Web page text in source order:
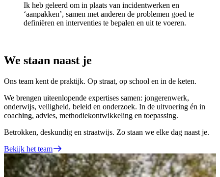
Ik heb geleerd om in plaats van incidentwerken en
‘aanpakken’, samen met anderen de problemen goed te
definiëren en interventies te bepalen en uit te voeren.
We staan naast je
Ons team kent de praktijk. Op straat, op school en in de keten.
We brengen uiteenlopende expertises samen: jongerenwerk,
onderwijs, veiligheid, beleid en onderzoek. In de uitvoering én in
coaching, advies, methodiekontwikkeling en toepassing.
Betrokken, deskundig en straatwijs. Zo staan we elke dag naast je.
Bekijk het team